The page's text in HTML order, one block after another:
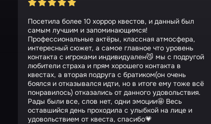
Посетила более 10 хоррор квестов, и данный был
самым лучшим и запоминающимся!
Профессиональные актёры, классная атмосфера,
интересный сюжет, а самое главное что уровень
контакта с игроками индивидуален😼 мы с подругой
любители страха и прям хорошего контакта в
квестах, а вторая подруга с братиком(он очень
боялся и отказывался идти, но в итоге ему тоже всё
понравилось) отказались от данного удовольствия.
Рады были все, слов нет, одни эмоции🤩 Весь
оставшийся день проходила с улыбкой на лице и
удовольствием от квеста, спасибо💗